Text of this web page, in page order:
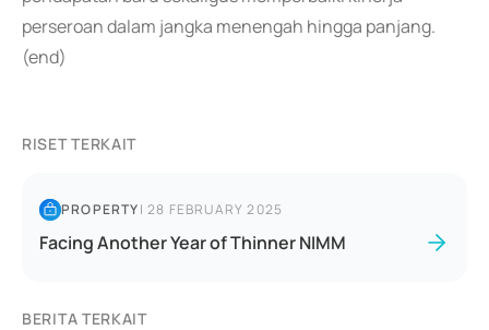
perseroan dalam jangka menengah hingga panjang.
(end)
RISET TERKAIT
PROPERTY|28 FEBRUARY 2025
Facing Another Year of Thinner NIMM
BERITA TERKAIT